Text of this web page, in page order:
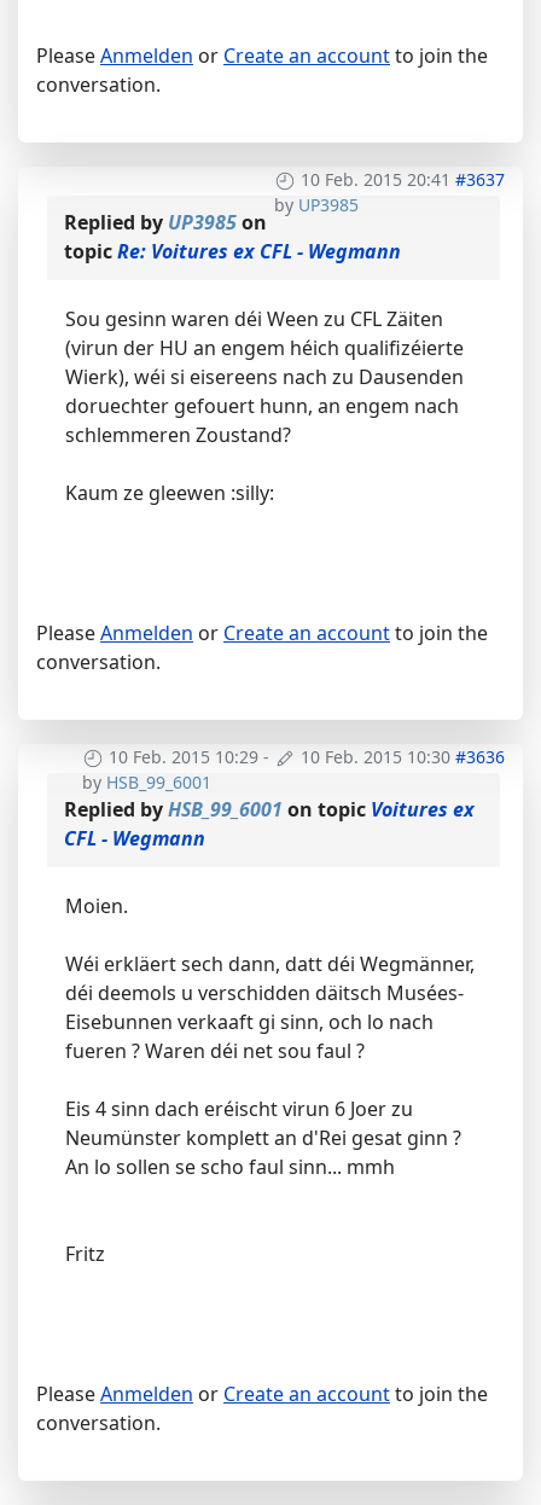
PleaseAnmelden or Create an accountto join the
conversation.
10 Feb. 2015 20:41 #3637
by UP3985
Replied by UP3985on
topicRe: Voitures ex CFL - Wegmann
Sou gesinn waren déi Ween zu CFL Zäiten
(virun der HU an engem héich qualifizéierte
Wierk), wéi si eisereens nach zu Dausenden
doruechter gefouert hunn, an engem nach
schlemmeren Zoustand?
Kaum ze gleewen :silly:
PleaseAnmelden or Create an accountto join the
conversation.
10 Feb. 2015 10:29 - 10 Feb. 2015 10:30 #3636
by HSB_99_6001
Replied byHSB_99_6001 on topic Voitures ex
CFL - Wegmann
Moien.
Wéi erkläert sech dann, datt déi Wegmänner,
déi deemols u verschidden däitsch Musées-
Eisebunnen verkaaft gi sinn, och lo nach
fueren ? Waren déi net sou faul ?
Eis 4 sinn dach eréischt virun 6 Joer zu
Neumünster komplett an d'Rei gesat ginn ?
An lo sollen se scho faul sinn... mmh
Fritz
PleaseAnmelden or Create an accountto join the
conversation.